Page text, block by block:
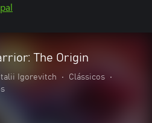
The Origin
Igorevitch • Clássicos
•